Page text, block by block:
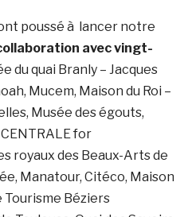
poussé à lancer notre
avec vingt-
du quai Branly – Jacques
Mucem, Maison du Roi –
Musée des égouts,
for
royaux des Beaux-Arts de
Manatour, Citéco, Maison
Tourisme Béziers